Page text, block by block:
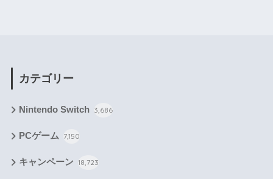
カテゴリー
Nintendo Switch 3,686
PCゲーム 7,150
キャンペーン 18,723